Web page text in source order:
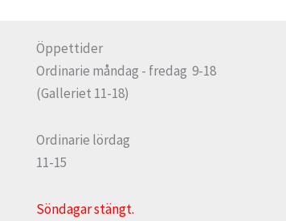
Öppettider
Ordinarie måndag - fredag 9-18
(Galleriet 11-18)
Ordinarie lördag
11-15
Söndagar stängt.